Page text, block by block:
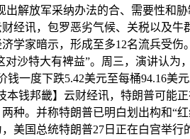
解放军采纳办法的合、需要性和
经讯，包罗恶劣气候、关税以及
学家暗示，形成至多12名流兵受
沙特大有裨益”。周三，演讲认
一度下跌5.42美元至每桶94.16
钱邦畿】云财经讯，特朗普可
两种。并称特朗普已明白划出构和
美国总统特朗普27日正在白宫举